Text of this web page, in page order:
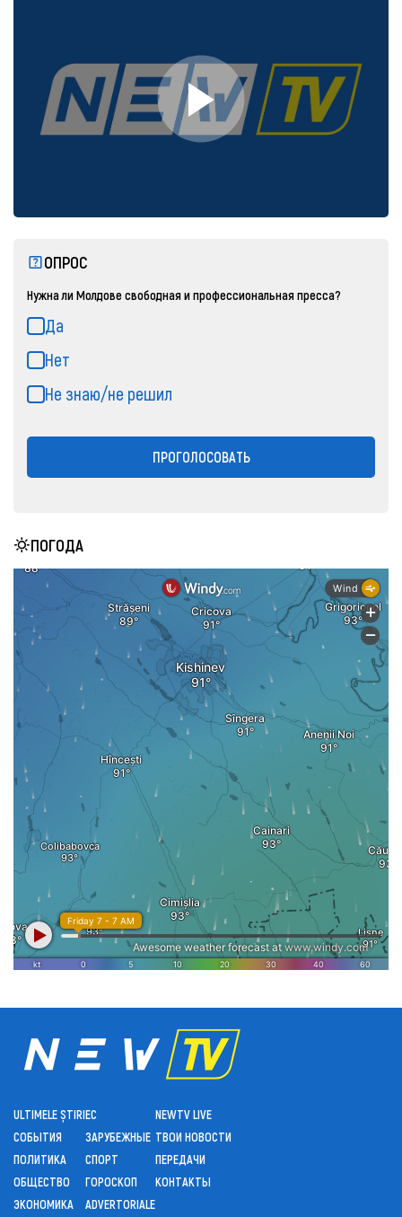
ОПРОС
Нужна ли Молдове свободная и профессиональная пресса?
Да
Нет
Не знаю/не решил
ПРОГОЛОСОВАТЬ
ПОГОДА
ULTIMELE ȘTIRI
СОБЫТИЯ
ПОЛИТИКА
ОБЩЕСТВО
ЭКОНОМИКА
ЕС
ЗАРУБЕЖНЫЕ
СПОРТ
ГОРОСКОП
ADVERTORIALE
NEWTV LIVE
ТВОИ НОВОСТИ
ПЕРЕДАЧИ
КОНТАКТЫ